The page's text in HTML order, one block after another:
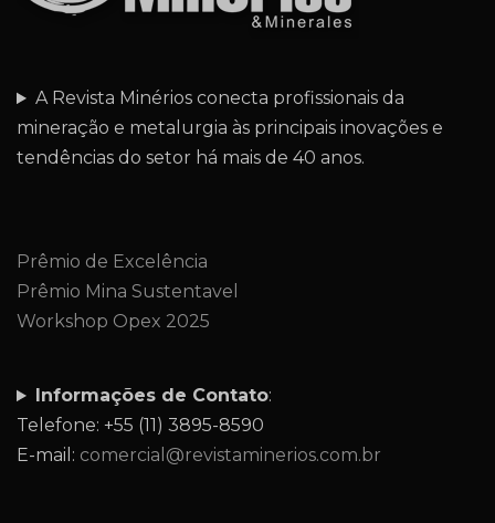
A Revista Minérios conecta profissionais da
mineração e metalurgia às principais inovações e
tendências do setor há mais de 40 anos.
Prêmio de Excelência
Prêmio Mina Sustentavel
Workshop Opex 2025
Informações de Contato:
Telefone: +55 (11) 3895-8590
E-mail: comercial@revistaminerios.com.br